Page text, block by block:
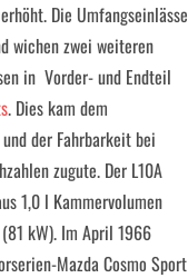
Die Umfangseinlässe
wichen zwei weiteren
in Vorder- und Endteil
. Dies kam dem
der Fahrbarkeit bei
zugute. Der L10A
1,0 l Kammervolumen
kW). Im April 1966
Mazda Cosmo Sport